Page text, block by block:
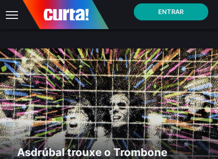
ENTRAR
Asdrúbal trouxe o Trombone